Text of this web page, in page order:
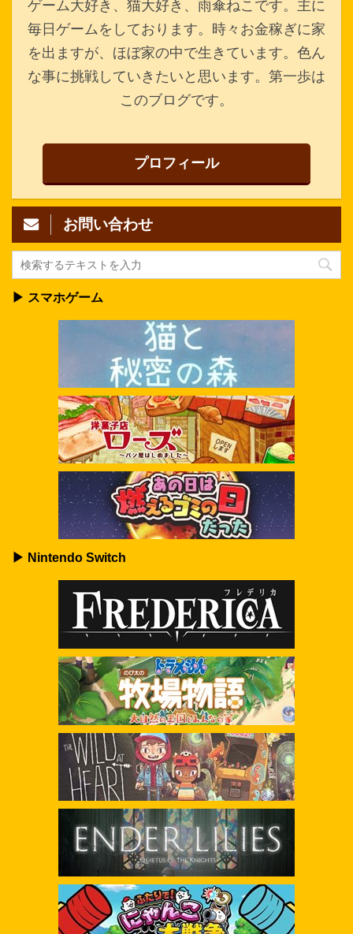
ゲーム大好き、猫大好き、雨傘ねこです。主に
毎日ゲームをしております。時々お金稼ぎに家
を出ますが、ほぼ家の中で生きています。色ん
な事に挑戦していきたいと思います。第一歩は
このブログです。
プロフィール
お問い合わせ
▶ スマホゲーム
▶ Nintendo Switch